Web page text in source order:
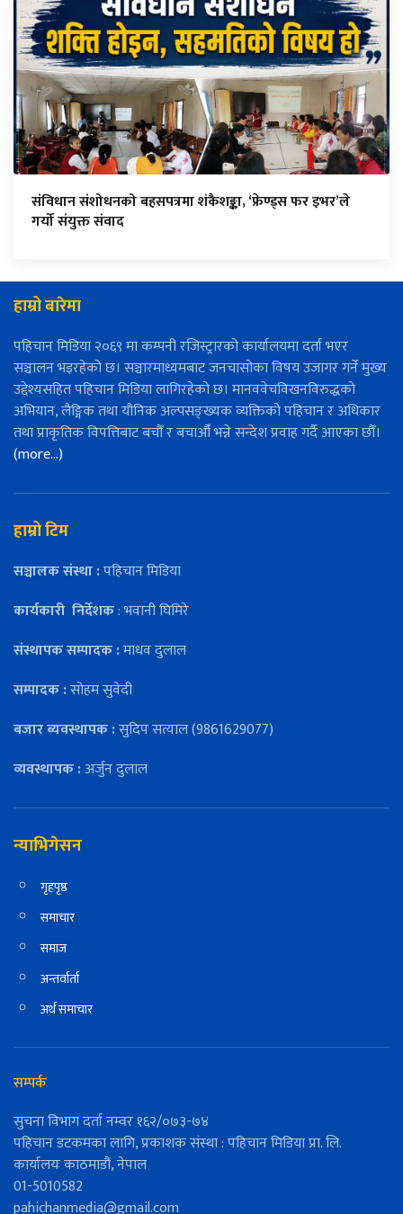
संविधान संशोधनको बहसपत्रमा शंकैशङ्का, ‘फ्रेण्ड्स फर इभर’ले
गर्यो संयुक्त संवाद
हाम्रो बारेमा
पहिचान मिडिया २०६९ मा कम्पनी रजिस्ट्रारको कार्यालयमा दर्ता भएर
सञ्चालन भइरहेको छ। सञ्चारमाध्यमबाट जनचासोका विषय उजागर गर्ने मुख्य
उद्देश्यसहित पहिचान मिडिया लागिरहेको छ। मानववेचविखनविरुद्धको
अभियान, लैङ्गिक तथा यौनिक अल्पसङ्ख्यक व्यक्तिको पहिचान र अधिकार
तथा प्राकृतिक विपत्तिबाट बचौँ र बचाऔँ भन्ने सन्देश प्रवाह गर्दै आएका छौँ।
(more…)
हाम्रो टिम
सञ्चालक संस्था :पहिचान मिडिया
कार्यकारी निर्देशक: भवानी घिमिरे
संस्थापक सम्पादक :माधव दुलाल
सम्पादक :सोहम सुवेदी
बजार ब्यवस्थापक :सुदिप सत्याल (9861629077)
व्यवस्थापक :अर्जुन दुलाल
न्याभिगेसन
गृहपृष्ठ
समाचार
समाज
अन्तर्वार्ता
अर्थ समाचार
सम्पर्क
सुचना विभाग दर्ता नम्वर १६२/०७३-७४
पहिचान डटकमका लागि, प्रकाशक संस्था : पहिचान मिडिया प्रा. लि.
कार्यालयः काठमाडौं, नेपाल
01-5010582
pahichanmedia@gmail.com